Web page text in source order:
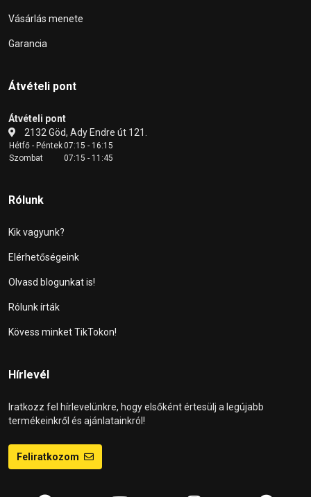
Vásárlás menete
Garancia
Átvételi pont
Átvételi pont
2132 Göd, Ady Endre út 121.
Hétfő - Péntek07:15 - 16:15
Szombat
07:15 - 11:45
Rólunk
Kik vagyunk?
Elérhetőségeink
Olvasd blogunkat is!
Rólunk írták
Kövess minket TikTokon!
Hírlevél
Iratkozz fel hírlevelünkre, hogy elsőként értesülj a legújabb
termékeinkről és ajánlatainkról!
Feliratkozom